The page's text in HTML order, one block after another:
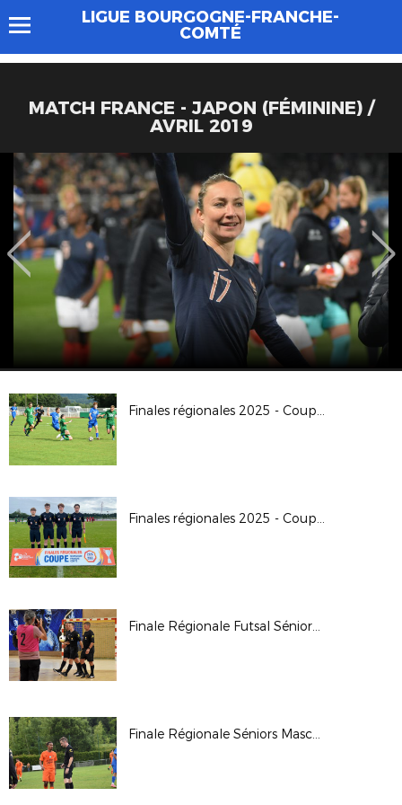
LIGUE BOURGOGNE-FRANCHE-
COMTÉ
MATCH FRANCE - JAPON (FÉMININE) /
AVRIL 2019
Finales régionales 2025 - Coupe Crédit Agricole U18G
Finales régionales 2025 - Coupe Crédit Agricole U16G
Finale Régionale Futsal Séniors Masculine 2025
Finale Régionale Séniors Masculine 2025